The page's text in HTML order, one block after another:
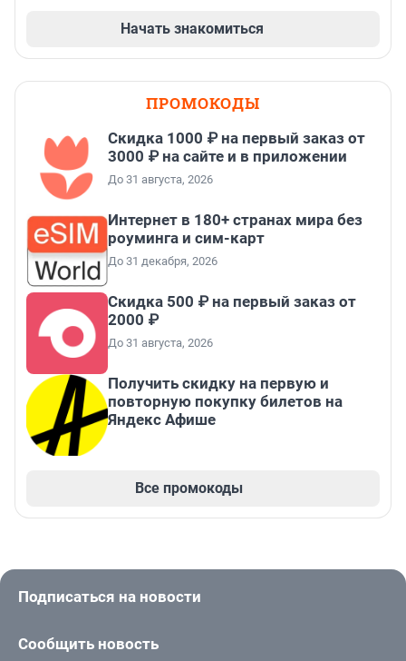
Начать знакомиться
ПРОМОКОДЫ
Скидка 1000 ₽ на первый заказ от
3000 ₽ на сайте и в приложении
До 31 августа, 2026
Интернет в 180+ странах мира без
роуминга и сим-карт
До 31 декабря, 2026
Скидка 500 ₽ на первый заказ от
2000 ₽
До 31 августа, 2026
Получить скидку на первую и
повторную покупку билетов на
Яндекс Афише
Все промокоды
Подписаться на новости
Сообщить новость